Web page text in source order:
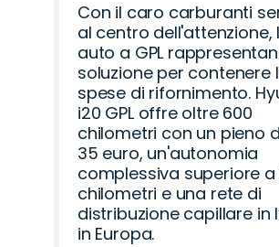
Con il caro carburanti
al centro dell'attenzione,
auto a GPL
soluzione per contenere
spese di rifornimento.
i20 GPL offre oltre 600
chilometri con un pieno
35 euro, un'autonomia
complessiva superiore a
chilometri e una rete di
distribuzione capillare in
in Europa.